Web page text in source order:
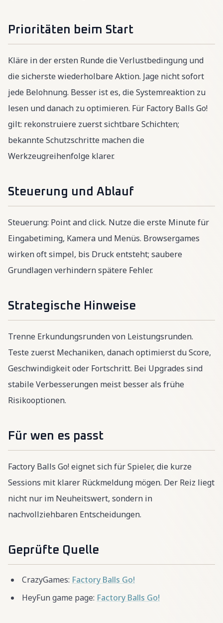
Prioritäten beim Start
Kläre in der ersten Runde die Verlustbedingung und
die sicherste wiederholbare Aktion. Jage nicht sofort
jede Belohnung. Besser ist es, die Systemreaktion zu
lesen und danach zu optimieren. Für Factory Balls Go!
gilt: rekonstruiere zuerst sichtbare Schichten;
bekannte Schutzschritte machen die
Werkzeugreihenfolge klarer.
Steuerung und Ablauf
Steuerung: Point and click. Nutze die erste Minute für
Eingabetiming, Kamera und Menüs. Browsergames
wirken oft simpel, bis Druck entsteht; saubere
Grundlagen verhindern spätere Fehler.
Strategische Hinweise
Trenne Erkundungsrunden von Leistungsrunden.
Teste zuerst Mechaniken, danach optimierst du Score,
Geschwindigkeit oder Fortschritt. Bei Upgrades sind
stabile Verbesserungen meist besser als frühe
Risikooptionen.
Für wen es passt
Factory Balls Go! eignet sich für Spieler, die kurze
Sessions mit klarer Rückmeldung mögen. Der Reiz liegt
nicht nur im Neuheitswert, sondern in
nachvollziehbaren Entscheidungen.
Geprüfte Quelle
CrazyGames: Factory Balls Go!
HeyFun game page: Factory Balls Go!